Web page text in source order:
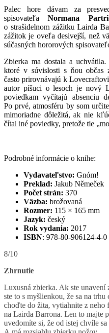
Palec hore dávam za
spisovateľaNormana
o strašidelnom zážitku Lairda
zážitok je oveľa desivejší, než
súčasných hororových
Zbierka ma dostala a
ktoré v súvislosti s ňou občas
často prirovnávajú k
autor píšuci o lesoch je nový
poviedkam vyčítajú absenciu
Po prvé, atmosféru by som
mimoriadne dôležitá, ak nie
čítal iné poviedky, pretože tie
Podrobné informácie o knihe:
Vydavateľstvo: Gnóm!
Preklad: Jakub Němeček
Počet strán: 370
Väzba: brožovaná
Rozmer: 115 × 165 mm
Jazyk: český
Rok vydania: 2017
ISBN: 978-80-906124-4-0
8/10
Zhrnutie
Luxusná zbierka. Ak ste
ste to s myšlienkou, že sa na
choďte do žita, vytiahnite z neho
na Lairda Barrona. Len to majte
uvedomíte si, že od istej chvíle